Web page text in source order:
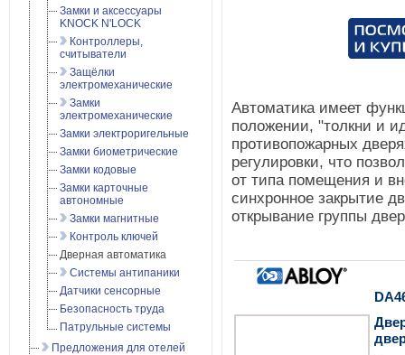
Автоматика имеет
положении, "толкни и
противопожарных
регулировки, что
от типа помещения и
синхронное закрытие
открывание группы
Замки и аксессуары
KNOCK N'LOCK
Контроллеры,
считыватели
Защёлки
электромеханические
Замки
электромеханические
Замки электроригельные
Замки биометрические
Замки кодовые
Замки карточные
автономные
Замки магнитные
Контроль ключей
Дверная автоматика
Системы антипаники
Датчики сенсорные
Безопасность труда
Патрульные системы
Предложения для отелей